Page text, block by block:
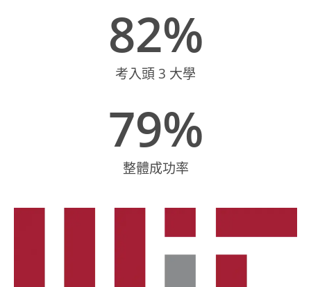
考入頭 3 大學
82%
整體成功率
79%